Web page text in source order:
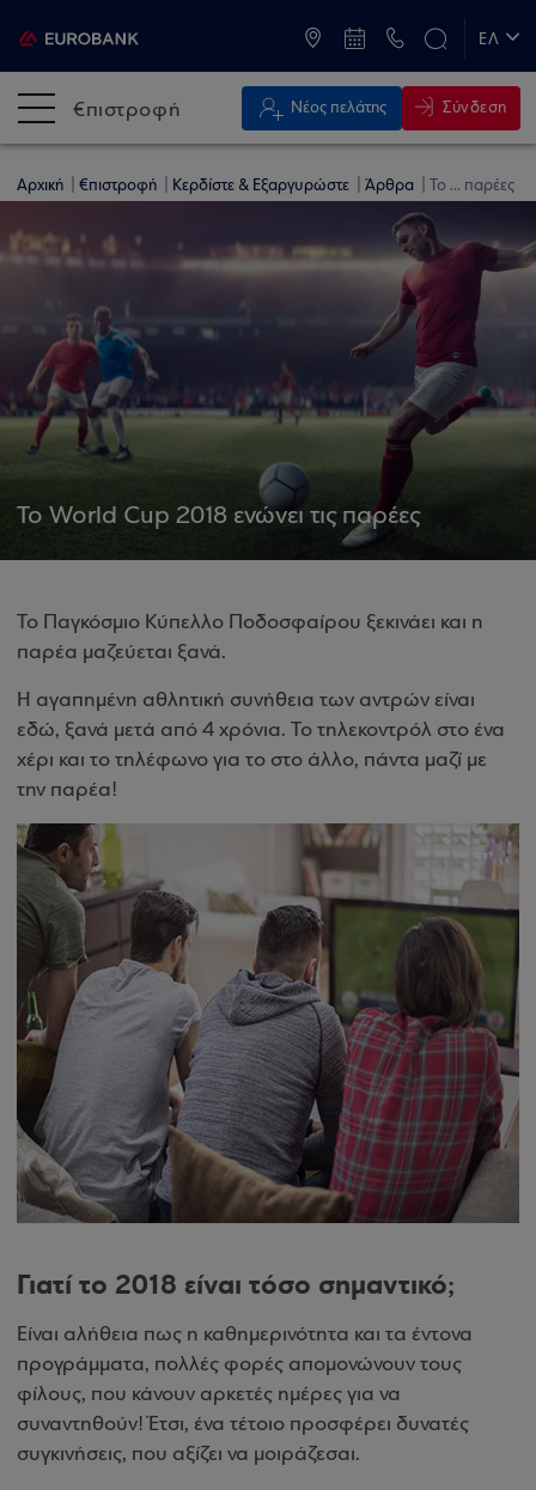
ΕΛ
€πιστροφή Νέος πελάτης Σύνδεση
Αρχική €πιστροφή Κερδίστε & Εξαργυρώστε Άρθρα To ... παρέες
To World Cup 2018 ενώνει τις παρέες
To Παγκόσμιο Κύπελλο Ποδοσφαίρου ξεκινάει και η
παρέα μαζεύεται ξανά.
Η αγαπημένη αθλητική συνήθεια των αντρών είναι
εδώ, ξανά μετά από 4 χρόνια. Το τηλεκοντρόλ στο ένα
χέρι και το τηλέφωνο για το στο άλλο, πάντα μαζί με
την παρέα!
Γιατί το 2018 είναι τόσο σημαντικό;
Είναι αλήθεια πως η καθημερινότητα και τα έντονα
προγράμματα, πολλές φορές απομονώνουν τους
φίλους, που κάνουν αρκετές ημέρες για να
συναντηθούν! Έτσι, ένα τέτοιο προσφέρει δυνατές
συγκινήσεις, που αξίζει να μοιράζεσαι.